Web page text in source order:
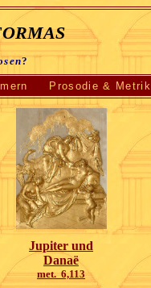
?
Prosodie & Metrik
Jupiter und
Danaë
met. 6,113